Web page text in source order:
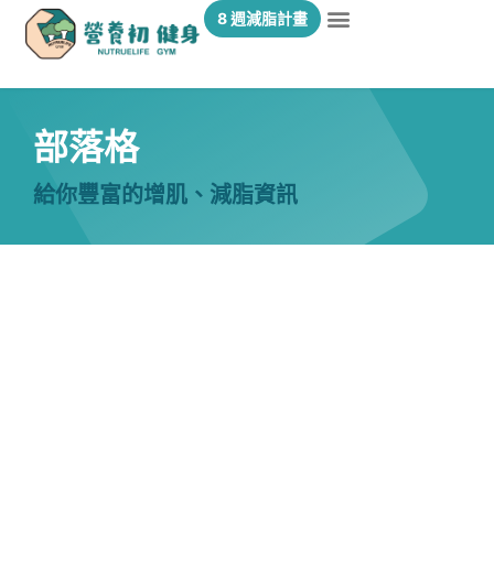
8 週減脂計畫
部落格
給你豐富的增肌、減脂資訊